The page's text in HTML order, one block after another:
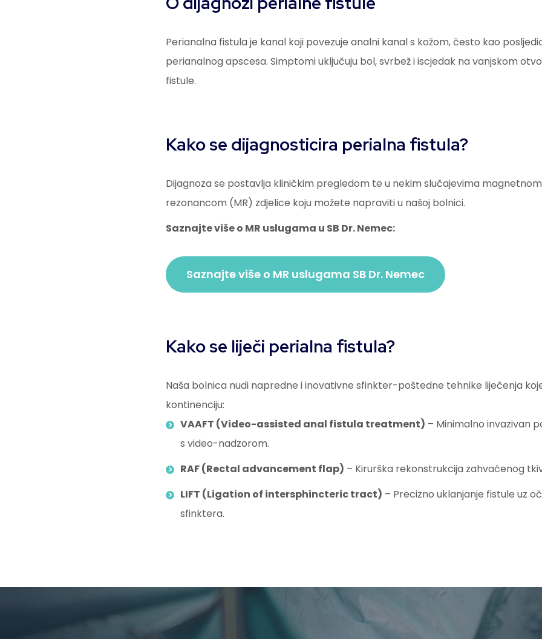
Perianalna fistula je kanal koji povezuje analni kanal s kožom, često kao
perianalnog apscesa. Simptomi uključuju bol, svrbež i iscjedak na vanjskom
fistule.
Kako se dijagnosticira perialna fistula?
Dijagnoza se postavlja kliničkim pregledom te u nekim slučajevima magnetnom
rezonancom (MR) zdjelice koju možete napraviti u našoj bolnici.
Saznajte više o MR uslugama u SB Dr. Nemec:
Saznajte više o MR uslugama SB Dr. Nemec
Kako se liječi perialna fistula?
Naša bolnica nudi napredne i inovativne sfinkter-poštedne tehnike liječenja
kontinenciju:
VAAFT (Video-assisted anal fistula treatment) – Minimalno invazivan
s video-nadzorom.
RAF (Rectal advancement flap) – Kirurška rekonstrukcija zahvaćenog
LIFT (Ligation of intersphincteric tract) – Precizno uklanjanje fistule uz
sfinktera.